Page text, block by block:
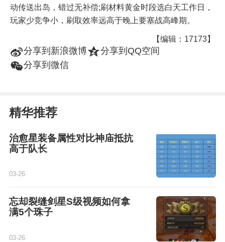
动传送出岛，错过无补偿;刷材料黄金时段选白天工作日，
玩家少竞争小，刷取效率远高于晚上要塞战高峰期。
【编辑：17173】
t分享到新浪微博z分享到QQ空间
w分享到微信
精华推荐
治愈星装备属性对比神庙抵抗
高于队长
03-26
忘却裂缝剑星S级视频如何拿
满5个珠子
03-26